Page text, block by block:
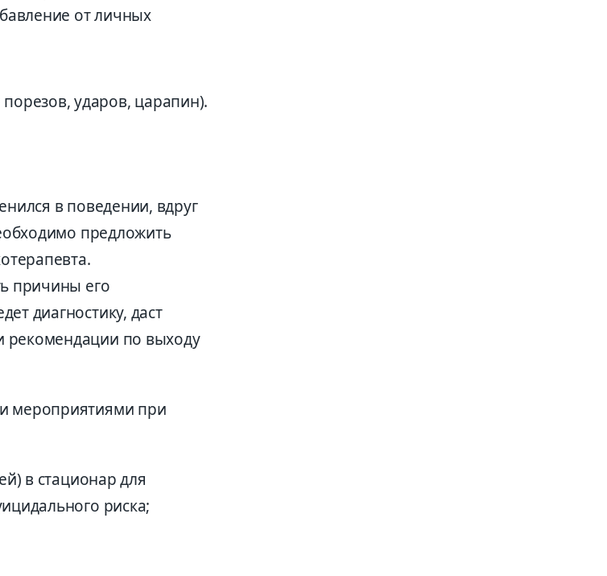
от личных
ударов, царапин).
в поведении, вдруг
предложить
причины его
диагностику, даст
рекомендации по выходу
мероприятиями при
в стационар для
риска;